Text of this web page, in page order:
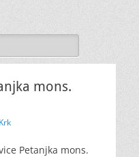
mons.
Petanjka mons.